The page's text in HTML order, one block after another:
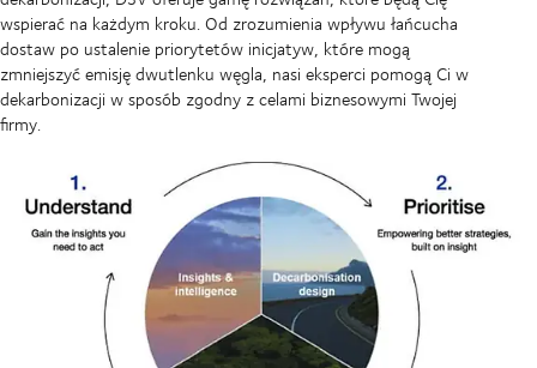
wspierać na każdym kroku. Od zrozumienia wpływu łańcucha
dostaw po ustalenie priorytetów inicjatyw, które mogą
zmniejszyć emisję dwutlenku węgla, nasi eksperci pomogą Ci w
dekarbonizacji w sposób zgodny z celami biznesowymi Twojej
firmy.